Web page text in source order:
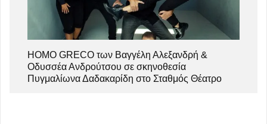
HOMO GRECO των Βαγγέλη Αλεξανδρή &
Οδυσσέα Ανδρούτσου σε σκηνοθεσία
Πυγμαλίωνα Δαδακαρίδη στο Σταθμός Θέατρο